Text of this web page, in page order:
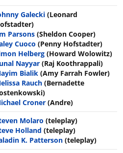
Galecki (Leonard
Parsons (Sheldon Cooper)
Cuoco (Penny Hofstadter)
Helberg (Howard Wolowitz)
Nayyar (Raj Koothrappali)
Bialik (Amy Farrah Fowler)
Rauch (Bernadette
Croner (Andre)
Molaro (teleplay)
Holland (teleplay)
K. Patterson (teleplay)